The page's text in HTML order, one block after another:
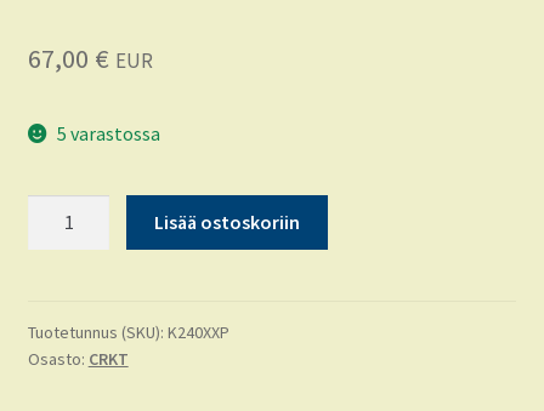
67,00 € EUR
5 varastossa
Lisää ostoskoriin
Tuotetunnus (SKU): K240XXP
Osasto: CRKT